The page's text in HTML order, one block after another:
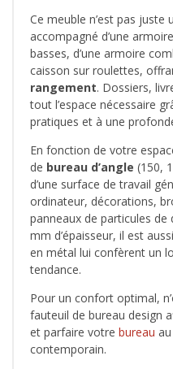
Ce meuble n’est pas juste
accompagné d’une
basses, d’une armoire
caisson sur roulettes,
rangement. Dossiers,
tout l’espace nécessaire
pratiques et à une
En fonction de votre
de bureau d’angle (150,
d’une surface de travail
ordinateur, décorations,
panneaux de particules de
mm d’épaisseur, il est
en métal lui confèrent un
tendance.
Pour un confort optimal,
fauteuil de bureau design
et parfaire votre bureau
contemporain.